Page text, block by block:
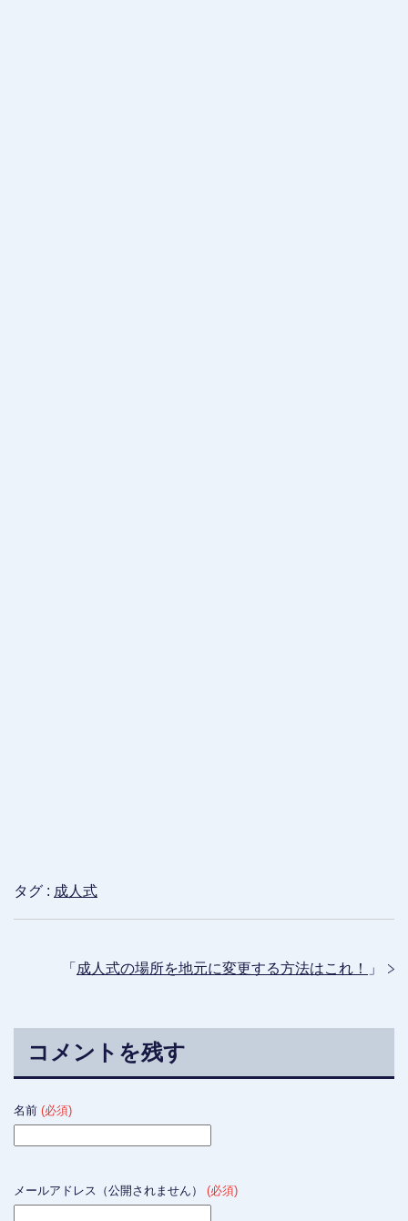
タグ : 成人式
「 成人式の場所を地元に変更する方法はこれ！ 」
コメントを残す
名前 (必須)
メールアドレス（公開されません） (必須)